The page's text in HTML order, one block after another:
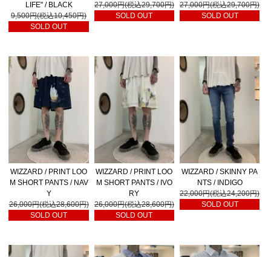
LIFE" / BLACK
9,500円(税込10,450円)
SOLD OUT
27,000円(税込29,700円)
SOLD OUT
27,000円(税込29,700円)
SOLD OUT
WIZZARD / PRINT LOO
M SHORT PANTS / NAV
Y
26,000円(税込28,600円)
SOLD OUT
WIZZARD / PRINT LOO
M SHORT PANTS / IVO
RY
26,000円(税込28,600円)
SOLD OUT
WIZZARD / SKINNY PA
NTS / INDIGO
22,000円(税込24,200円)
SOLD OUT